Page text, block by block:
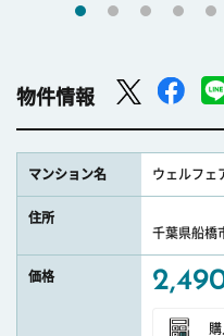
物件情報
マンション名 ウェルフェ
住所
千葉県船橋
価格